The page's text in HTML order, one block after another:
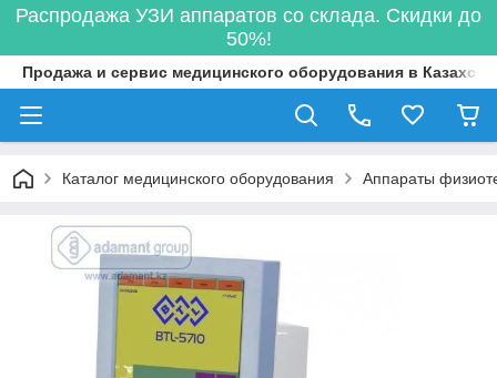
Распродажа УЗИ аппаратов со склада. Скидки до
50%!
Продажа и сервис медицинского оборудования в
Каталог медицинского оборудования Аппараты